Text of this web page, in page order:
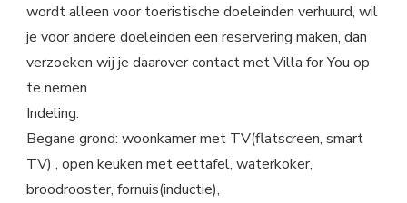
wordt alleen voor toeristische doeleinden verhuurd, wil
je voor andere doeleinden een reservering maken, dan
verzoeken wij je daarover contact met Villa for You op
te nemen
Indeling:
Begane grond: woonkamer met TV(flatscreen, smart
TV) , open keuken met eettafel, waterkoker,
broodrooster, fornuis(inductie),